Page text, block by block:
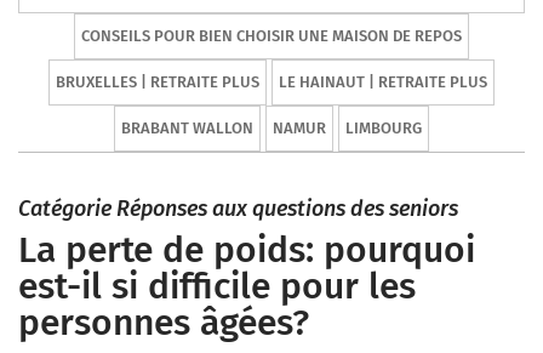
CONSEILS POUR BIEN CHOISIR UNE MAISON DE REPOS
BRUXELLES | RETRAITE PLUS LE HAINAUT | RETRAITE PLUS
BRABANT WALLON NAMUR LIMBOURG
Catégorie Réponses aux questions des seniors
La perte de poids: pourquoi
est-il si difficile pour les
personnes âgées?